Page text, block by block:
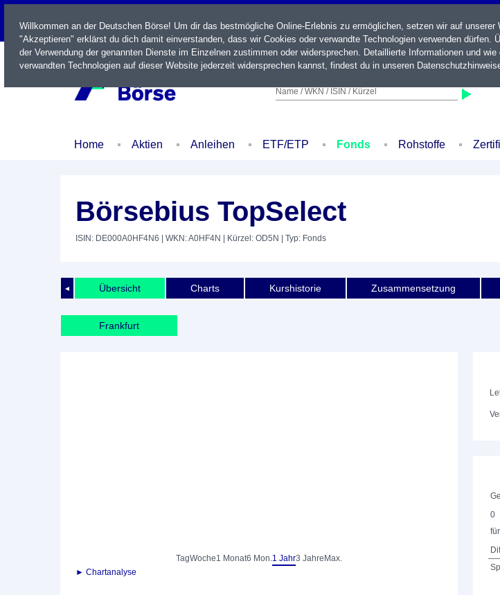
LIVE
Name / WKN / ISIN / Kürzel
Home Aktien Anleihen ETF/ETP Fonds Rohstoffe
Börsebius TopSelect
ISIN: DE000A0HF4N6 | WKN: A0HF4N | Kürzel: OD5N | Typ: Fonds
◄ Übersicht Charts Kurshistorie Zusammensetzung
Frankfurt
TagWoche1 Monat6 Mon.1 Jahr3 Jahre Max.
► Chartanalyse
0
Willkommen an der Deutschen Börse! Um dir das bestmögliche Online-Erlebnis zu ermöglichen, setzen wir auf
"Akzeptieren" erklärst du dich damit einverstanden, dass wir Cookies oder verwandte Technologien verwenden dürfen.
der Verwendung der genannten Dienste im Einzelnen zustimmen oder widersprechen. Detaillierte Informationen und
verwandten Technologien auf dieser Website jederzeit widersprechen kannst, findest du in unseren